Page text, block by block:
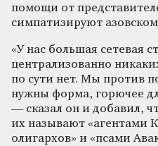
помощи от
симпатизируют
«У нас большая сетевая
централизованно
по сути нет. Мы против
нужны форма, горючее
— сказал он и добавил,
их называют «агентами
олигархов» и «псами